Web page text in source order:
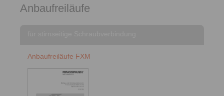
Anbaufreiläufe
Anbaufreiläufe FXM